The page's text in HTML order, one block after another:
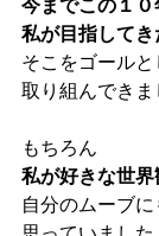
今までこの１０
私が目指してき
そこをゴールと
取り組んできま
もちろん
私が好きな世
自分のムーブ